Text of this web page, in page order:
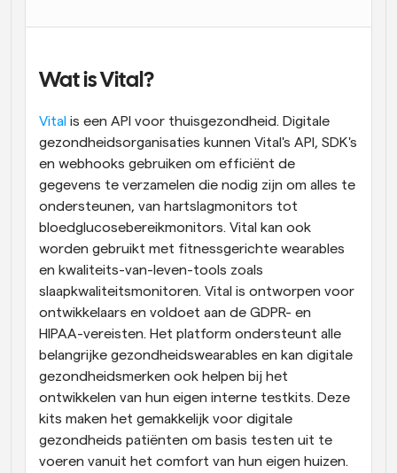
Supercharged planning met AI-gestuurde
oproepen
Workflow
Instant Vergaderingen
Ontmoet cliënten binnen enkele minuten
Dynamische Groep Links
Boek naadloos vergaderingen met meerdere mensen
Webhooks
Ontvang een melding wanneer er iets gebeurt
Wat is Vital?
Vital is een API voor thuisgezondheid. Digitale
gezondheidsorganisaties kunnen Vital's API, SDK's
en webhooks gebruiken om efficiënt de
gegevens te verzamelen die nodig zijn om alles te
ondersteunen, van hartslagmonitors tot
bloedglucosebereikmonitors. Vital kan ook
worden gebruikt met fitnessgerichte wearables
en kwaliteits-van-leven-tools zoals
slaapkwaliteitsmonitoren. Vital is ontworpen voor
ontwikkelaars en voldoet aan de GDPR- en
HIPAA-vereisten. Het platform ondersteunt alle
belangrijke gezondheidswearables en kan digitale
gezondheidsmerken ook helpen bij het
ontwikkelen van hun eigen interne testkits. Deze
kits maken het gemakkelijk voor digitale
gezondheids patiënten om basis testen uit te
voeren vanuit het comfort van hun eigen huizen.